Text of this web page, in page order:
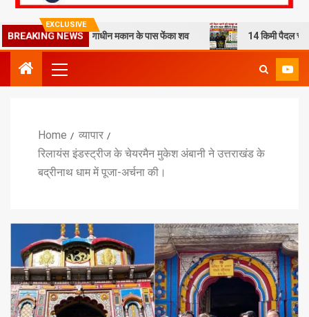
EXCLUSIVE
BREAKING NEWS
हत्या कर निर्माणाधीन मकान के पास फेंका शव 14 किमी पैदल चलने को
Home
व्यापार
रिलायंस इंडस्ट्रीज के चेयरमैन मुकेश अंबानी ने उत्तराखंड के
बद्रीनाथ धाम में पूजा-अर्चना की।